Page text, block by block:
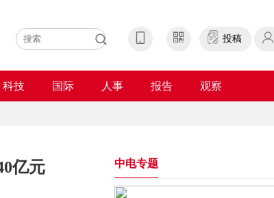
投稿
科技 国际 人事 报告 观察
亿元 中电专题